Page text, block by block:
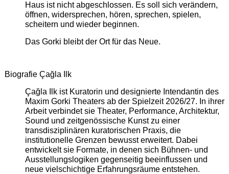
Haus ist nicht abgeschlossen. Es soll sich verändern,
öffnen, widersprechen, hören, sprechen, spielen,
scheitern und wieder beginnen.
Das Gorki bleibt der Ort für das Neue.
Biografie Çağla Ilk
Çağla Ilk ist Kuratorin und designierte Intendantin des
Maxim Gorki Theaters ab der Spielzeit 2026/27. In ihrer
Arbeit verbindet sie Theater, Performance, Architektur,
Sound und zeitgenössische Kunst zu einer
transdisziplinären kuratorischen Praxis, die
institutionelle Grenzen bewusst erweitert. Dabei
entwickelt sie Formate, in denen sich Bühnen- und
Ausstellungslogiken gegenseitig beeinflussen und
neue vielschichtige Erfahrungsräume entstehen.